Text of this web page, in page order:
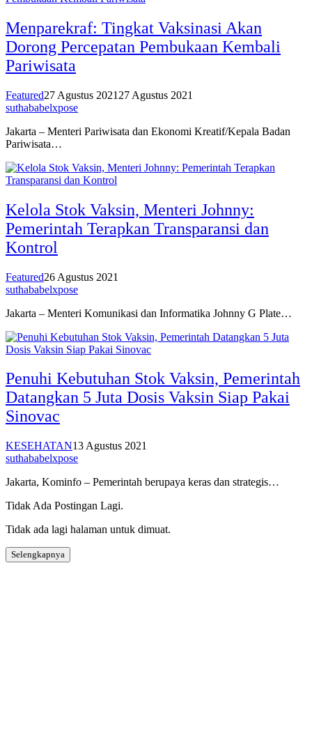
Menparekraf: Tingkat Vaksinasi Akan
Dorong Percepatan Pembukaan Kembali
Pariwisata
Featured27 Agustus 2021 27 Agustus 2021
suthababelxpose
Jakarta – Menteri Pariwisata dan Ekonomi Kreatif/Kepala Badan
Pariwisata…
Kelola Stok Vaksin, Menteri Johnny:
Pemerintah Terapkan Transparansi dan
Kontrol
Featured26 Agustus 2021
suthababelxpose
Jakarta – Menteri Komunikasi dan Informatika Johnny G Plate…
Penuhi Kebutuhan Stok Vaksin, Pemerintah
Datangkan 5 Juta Dosis Vaksin Siap Pakai
Sinovac
KESEHATAN13 Agustus 2021
suthababelxpose
Jakarta, Kominfo – Pemerintah berupaya keras dan strategis…
Tidak Ada Postingan Lagi.
Tidak ada lagi halaman untuk dimuat.
Selengkapnya